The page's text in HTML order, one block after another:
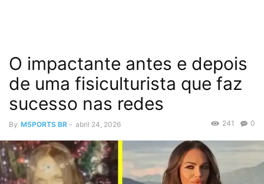
O impactante antes e depois
de uma fisiculturista que faz
sucesso nas redes
By M5PORTS BR - abril 24, 2026 0
241